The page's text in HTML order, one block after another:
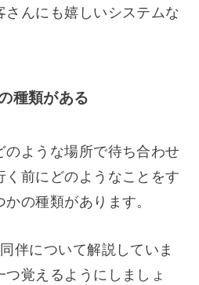
さんにも嬉しいシステムな
種類がある
のような場所で待ち合わせ
く前にどのようなことをす
の種類があります。
伴について解説していま
覚えるようにしましょ